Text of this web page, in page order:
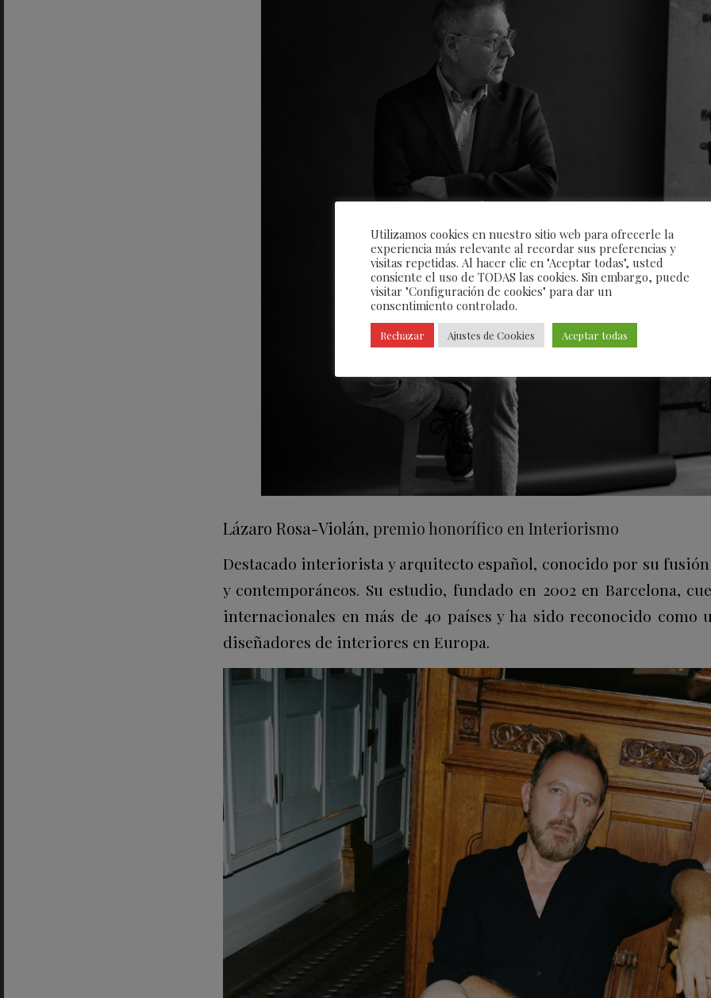
Lázaro Rosa-Violán, premio honorífico en Interiorismo
Destacado interiorista y arquitecto español, conocido por su
y contemporáneos. Su estudio, fundado en 2002 en Barcelona,
internacionales en más de 40 países y ha sido reconocido como
diseñadores de interiores en Europa.
Utilizamos cookies en nuestro sitio web para ofrecerle la
experiencia más relevante al recordar sus preferencias y
visitas repetidas. Al hacer clic en "Aceptar todas", usted
consiente el uso de TODAS las cookies. Sin embargo, puede
visitar "Configuración de cookies" para dar un
consentimiento controlado.
Rechazar Ajustes de Cookies Aceptar todas